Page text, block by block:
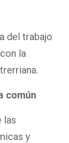
del trabajo
la
común
las
y